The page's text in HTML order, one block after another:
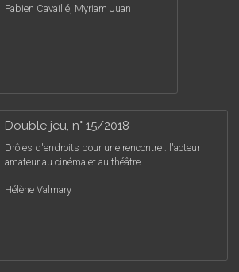
Fabien Cavaillé, Myriam Juan
Double jeu, n° 15/2018
Drôles d'endroits pour une rencontre : l'acteur
amateur au cinéma et au théâtre
Hélène Valmary